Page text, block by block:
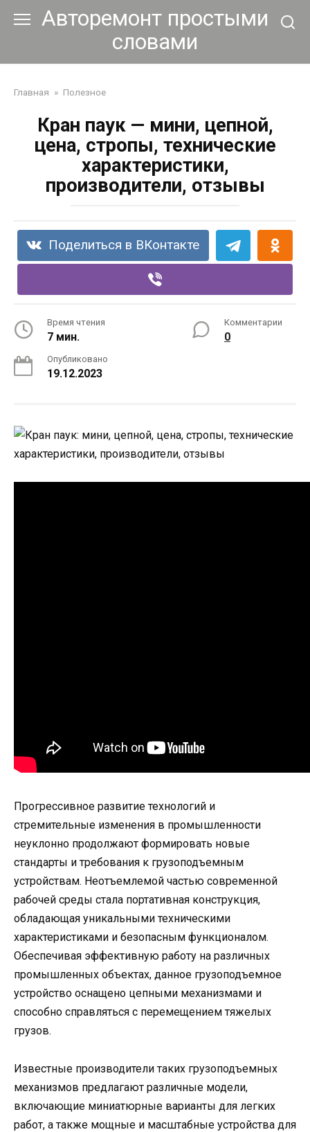
Авторемонт простыми
словами
Главная » Полезное
Кран паук — мини, цепной,
цена, стропы, технические
характеристики,
производители, отзывы
Поделиться в ВКонтакте
Время чтения
7 мин.
Комментарии
0
Опубликовано
19.12.2023
Прогрессивное развитие технологий и
стремительные изменения в промышленности
неуклонно продолжают формировать новые
стандарты и требования к грузоподъемным
устройствам. Неотъемлемой частью современной
рабочей среды стала портативная конструкция,
обладающая уникальными техническими
характеристиками и безопасным функционалом.
Обеспечивая эффективную работу на различных
промышленных объектах, данное грузоподъемное
устройство оснащено цепными механизмами и
способно справляться с перемещением тяжелых
грузов.
Известные производители таких грузоподъемных
механизмов предлагают различные модели,
включающие миниатюрные варианты для легких
работ, а также мощные и масштабные устройства для